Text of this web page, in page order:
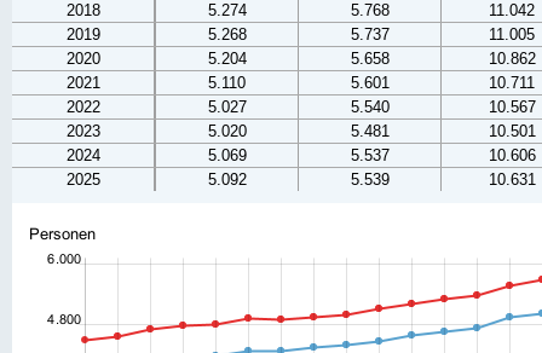
2018
5.274 5.768
11.042
2019
5.268 5.737
11.005
2020
5.204 5.658
10.862
2021
5.110 5.601
10.711
2022
5.027 5.540
10.567
2023
5.020 5.481
10.501
2024
5.069 5.537
10.606
2025
5.092 5.539 10.631